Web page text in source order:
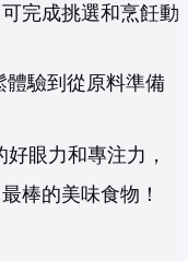
完成挑選和烹飪動
體驗到從原料準備
眼力和專注力，
棒的美味食物！